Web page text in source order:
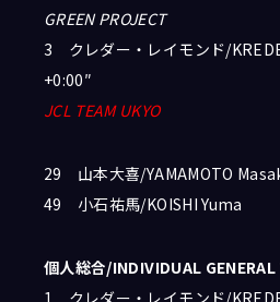
GREEN PROJECT
3 クレダー・レイモンド/
+0:00″
JCL TEAM UKYO
29 山本大喜/YAMAMOTO
49 小石祐馬/KOISHI
個人総合/INDIVIDUAL
1 クレダー・レイモンド/